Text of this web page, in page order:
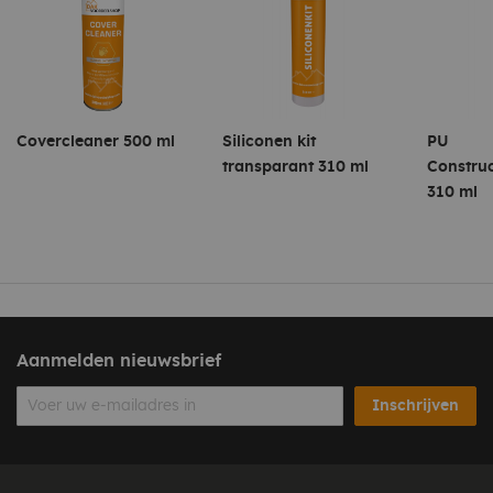
een wachttijd van 15-30 minuten aanhouden.
Covercleaner 500 ml
Siliconen kit
transparant 310 ml
PU
310 ml
Aanmelden nieuwsbrief
Inschrijven